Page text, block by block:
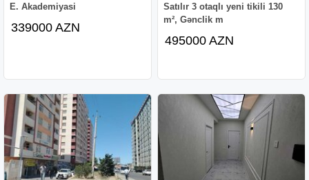
E. Akademiyasi
339000 AZN
Satılır 3 otaqlı yeni tikili 130
m², Gənclik m
495000 AZN